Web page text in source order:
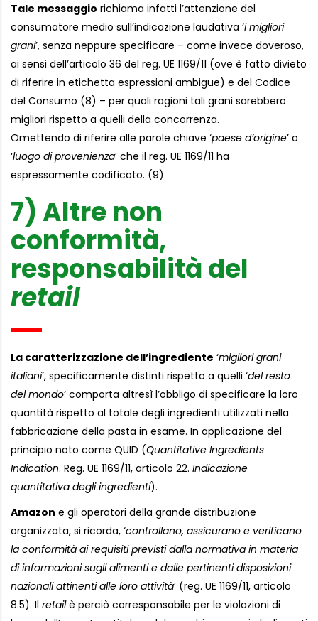
Tale messaggio richiama infatti l’attenzione del
consumatore medio sull’indicazione laudativa ‘i migliori
grani’, senza neppure specificare – come invece doveroso,
ai sensi dell’articolo 36 del reg. UE 1169/11 (ove è fatto divieto
di riferire in etichetta espressioni ambigue) e del Codice
del Consumo (8) – per quali ragioni tali grani sarebbero
migliori rispetto a quelli della concorrenza.
Omettendo di riferire alle parole chiave ‘paese d’origine’ o
‘luogo di provenienza’ che il reg. UE 1169/11 ha
espressamente codificato. (9)
7) Altre non
conformità,
responsabilità del
retail
La caratterizzazione dell’ingrediente ‘migliori grani
italiani’, specificamente distinti rispetto a quelli ‘del resto
del mondo’ comporta altresì l’obbligo di specificare la loro
quantità rispetto al totale degli ingredienti utilizzati nella
fabbricazione della pasta in esame. In applicazione del
principio noto come QUID (Quantitative Ingredients
Indication. Reg. UE 1169/11, articolo 22. Indicazione
quantitativa degli ingredienti).
Amazon e gli operatori della grande distribuzione
organizzata, si ricorda, ‘controllano, assicurano e verificano
la conformità ai requisiti previsti dalla normativa in materia
di informazioni sugli alimenti e dalle pertinenti disposizioni
nazionali attinenti alle loro attività’ (reg. UE 1169/11, articolo
8.5). Il retailè perciò corresponsabile per le violazioni di